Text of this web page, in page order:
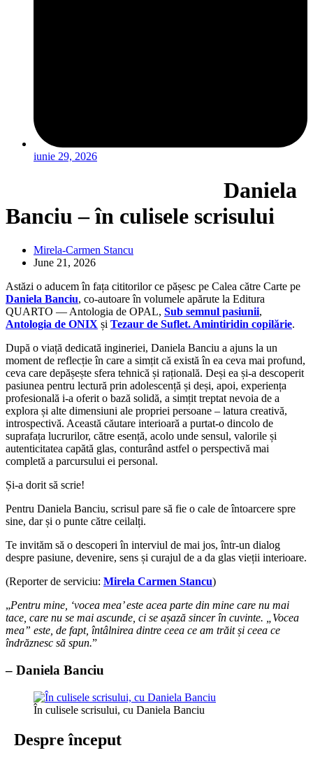
iunie 29, 2026
Daniela
Banciu – în culisele scrisului
Mirela-Carmen Stancu
June 21, 2026
Astăzi o aducem în fața cititorilor ce pășesc pe Calea către Carte pe
Daniela Banciu, co-autoare în volumele apărute la Editura
QUARTO — Antologia de OPAL, Sub semnul pasiunii,
Antologia de ONIX și Tezaur de Suflet. Amintiridin copilărie.
După o viață dedicată ingineriei, Daniela Banciu a ajuns la un
moment de reflecție în care a simțit că există în ea ceva mai profund,
ceva care depășește sfera tehnică și rațională. Deși ea și-a descoperit
pasiunea pentru lectură prin adolescență și deși, apoi, experiența
profesională i-a oferit o bază solidă, a simțit treptat nevoia de a
explora și alte dimensiuni ale propriei persoane – latura creativă,
introspectivă. Această căutare interioară a purtat-o dincolo de
suprafața lucrurilor, către esență, acolo unde sensul, valorile și
autenticitatea capătă glas, conturând astfel o perspectivă mai
completă a parcursului ei personal.
Și-a dorit să scrie!
Pentru Daniela Banciu, scrisul pare să fie o cale de întoarcere spre
sine, dar și o punte către ceilalți.
Te invităm să o descoperi în interviul de mai jos, într-un dialog
despre pasiune, devenire, sens și curajul de a da glas vieții interioare.
(Reporter de serviciu: Mirela Carmen Stancu)
„Pentru mine, ‘vocea mea’ este acea parte din mine care nu mai
tace, care nu se mai ascunde, ci se așază sincer în cuvinte. „Vocea
mea” este, de fapt, întâlnirea dintre ceea ce am trăit și ceea ce
îndrăznesc să spun.”
– Daniela Banciu
În culisele scrisului, cu Daniela Banciu
Despre început